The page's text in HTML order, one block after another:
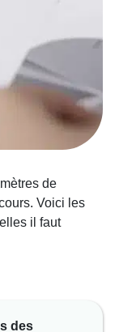
de
Voici les
il faut
des